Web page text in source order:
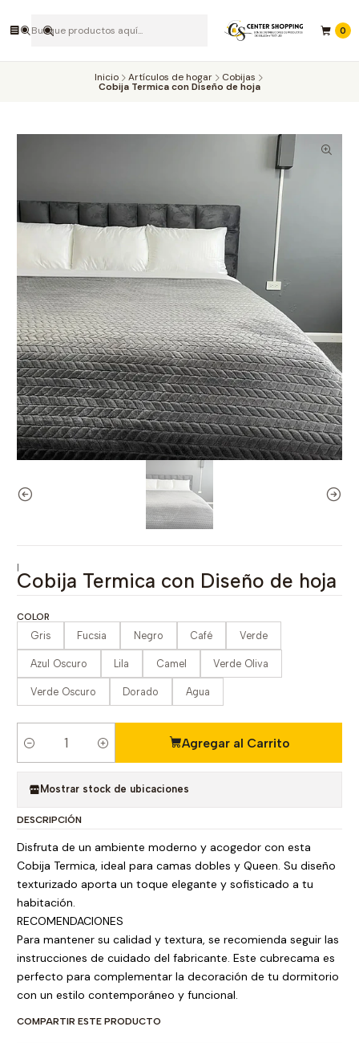
0
Inicio Artículos de hogar Cobijas
Cobija Termica con Diseño de hoja
|
Cobija Termica con Diseño de hoja
COLOR
Gris Fucsia Negro Café Verde
Azul Oscuro Lila Camel Verde Oliva
Verde Oscuro Dorado Agua
i
d
a
d
Agregar al Carrito
Mostrar stock de ubicaciones
DESCRIPCIÓN
Disfruta de un ambiente moderno y acogedor con esta
Cobija Termica, ideal para camas dobles y Queen. Su diseño
texturizado aporta un toque elegante y sofisticado a tu
habitación.
RECOMENDACIONES
Para mantener su calidad y textura, se recomienda seguir las
instrucciones de cuidado del fabricante. Este cubrecama es
perfecto para complementar la decoración de tu dormitorio
con un estilo contemporáneo y funcional.
COMPARTIR ESTE PRODUCTO